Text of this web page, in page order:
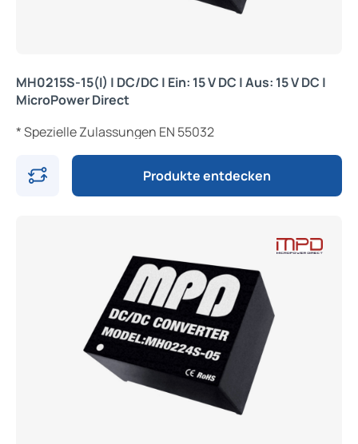
MH0215S-15(I) | DC/DC | Ein: 15 V DC | Aus: 15 V DC |
MicroPower Direct
* Spezielle Zulassungen EN 55032
Produkte entdecken